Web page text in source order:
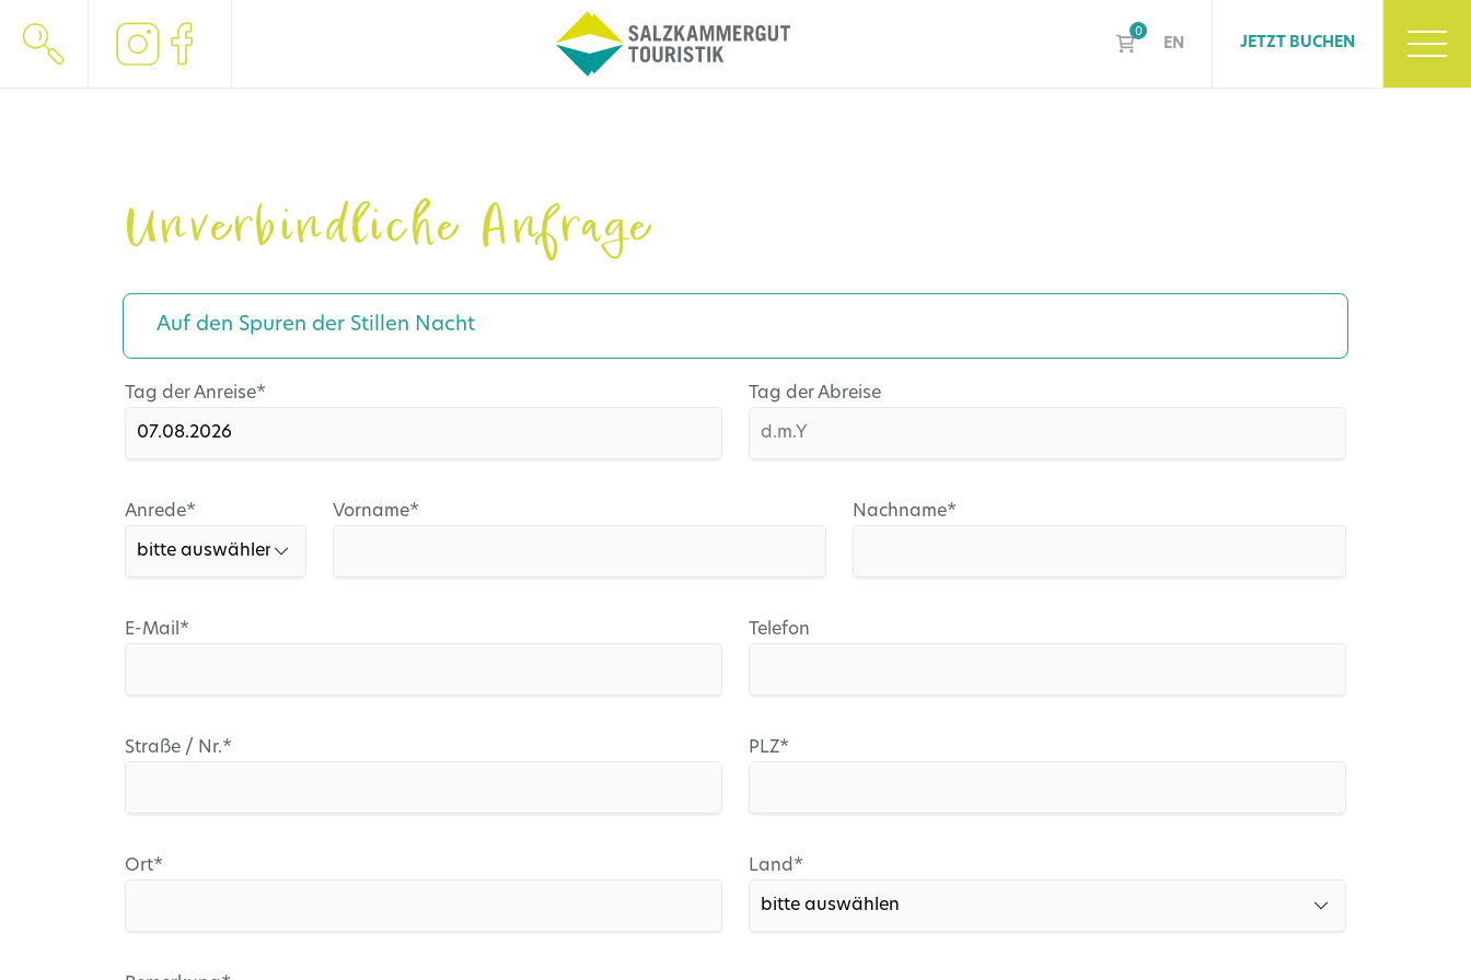
0
EN JETZT BUCHEN
Unverbindliche Anfrage
Auf den Spuren der Stillen Nacht
Pflichtfeld
Tag der Anreise* Tag der Abreise
Pflichtfeld
Anrede* Pflichtfeld
Vorname* Pflichtfeld
Nachname*
Pflichtfeld
E-Mail* Telefon
Pflichtfeld
Straße / Nr.* Pflichtfeld
PLZ*
Pflichtfeld
Ort* Pflichtfeld
Land*